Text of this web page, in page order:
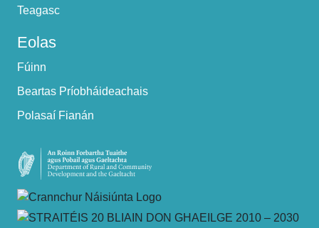
Teagasc
Eolas
Fúinn
Beartas Príobháideachais
Polasaí Fianán